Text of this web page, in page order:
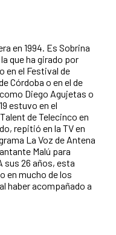
en 1994. Es Sobrina
que ha girado por
en el Festival de
Córdoba o en el de
Diego Agujetas o
estuvo en el
de Telecinco en
repitió en la TV en
La Voz de Antena
Malú para
sus 26 años, esta
en mucho de los
haber acompañado a